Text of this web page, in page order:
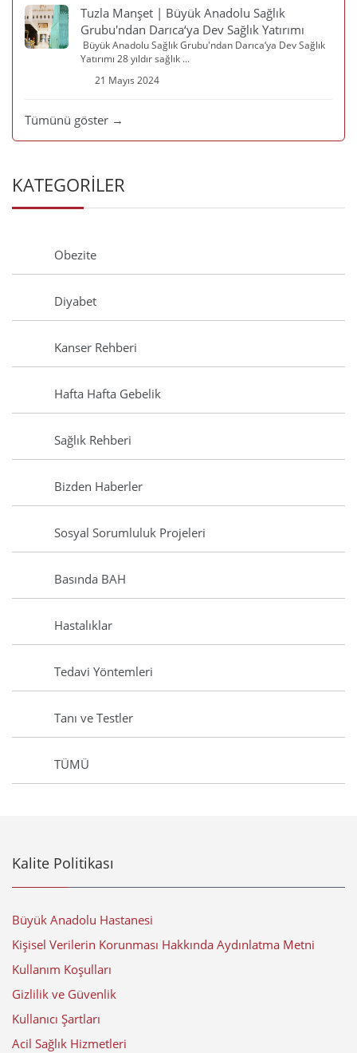
Tuzla Manşet | Büyük Anadolu Sağlık
Grubu'ndan Darıca‘ya Dev Sağlık Yatırımı
Büyük Anadolu Sağlık Grubu'ndan Darıca‘ya Dev Sağlık
Yatırımı 28 yıldır sağlık ...
21 Mayıs 2024
Tümünü göster →
KATEGORİLER
Obezite
Diyabet
Kanser Rehberi
Hafta Hafta Gebelik
Sağlık Rehberi
Bizden Haberler
Sosyal Sorumluluk Projeleri
Basında BAH
Hastalıklar
Tedavi Yöntemleri
Tanı ve Testler
TÜMÜ
Kalite Politikası
Büyük Anadolu Hastanesi
Kişisel Verilerin Korunması Hakkında Aydınlatma Metni
Kullanım Koşulları
Gizlilik ve Güvenlik
Kullanıcı Şartları
Acil Sağlık Hizmetleri